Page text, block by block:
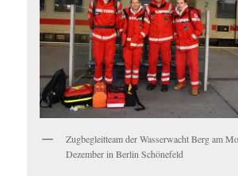
Zugbegleitteam der Wasserwacht Berg am
Dezember in Berlin Schönefeld